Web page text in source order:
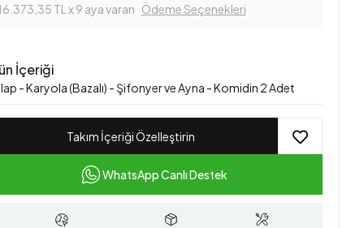
TL x 9 aya varan Ödeme Seçenekleri
İçeriği
- Karyola (Bazalı) - Şifonyer ve Ayna - Komidin 2 Adet
Takım İçeriği Özelleştirin
WhatsApp Canlı Destek